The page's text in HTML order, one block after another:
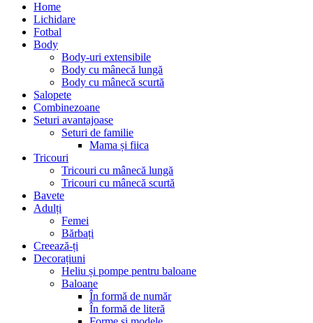
Home
Lichidare
Fotbal
Body
Body-uri extensibile
Body cu mânecă lungă
Body cu mânecă scurtă
Salopete
Combinezoane
Seturi avantajoase
Seturi de familie
Mama și fiica
Tricouri
Tricouri cu mânecă lungă
Tricouri cu mânecă scurtă
Bavete
Adulți
Femei
Bărbați
Creează-ți
Decorațiuni
Heliu și pompe pentru baloane
Baloane
În formă de număr
În formă de literă